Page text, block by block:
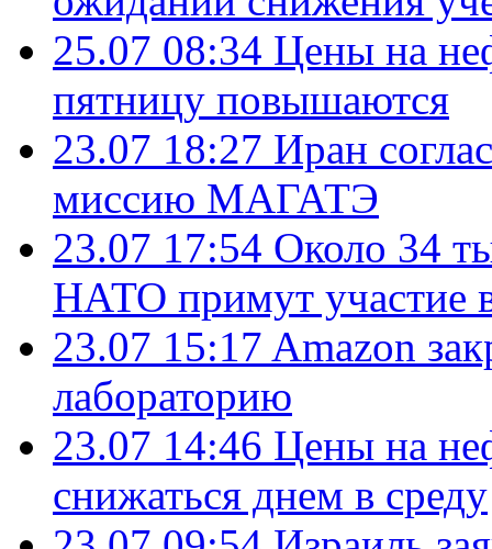
25.07 08:34 Цены на
пятницу повышаются
23.07 18:27 Иран
миссию МАГАТЭ
23.07 17:54 Около 34
НАТО примут участие
23.07 15:17 Amazon
лабораторию
23.07 14:46 Цены на
снижаться днем в среду